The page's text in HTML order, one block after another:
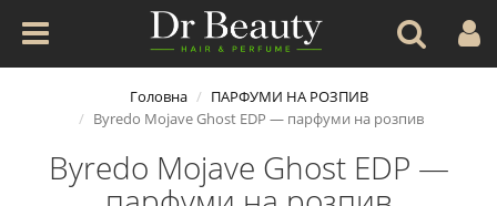
Головна
ПАРФУМИ НА РОЗПИВ
Byredo Mojave Ghost EDP — парфуми на розпив
Byredo Mojave Ghost EDP —